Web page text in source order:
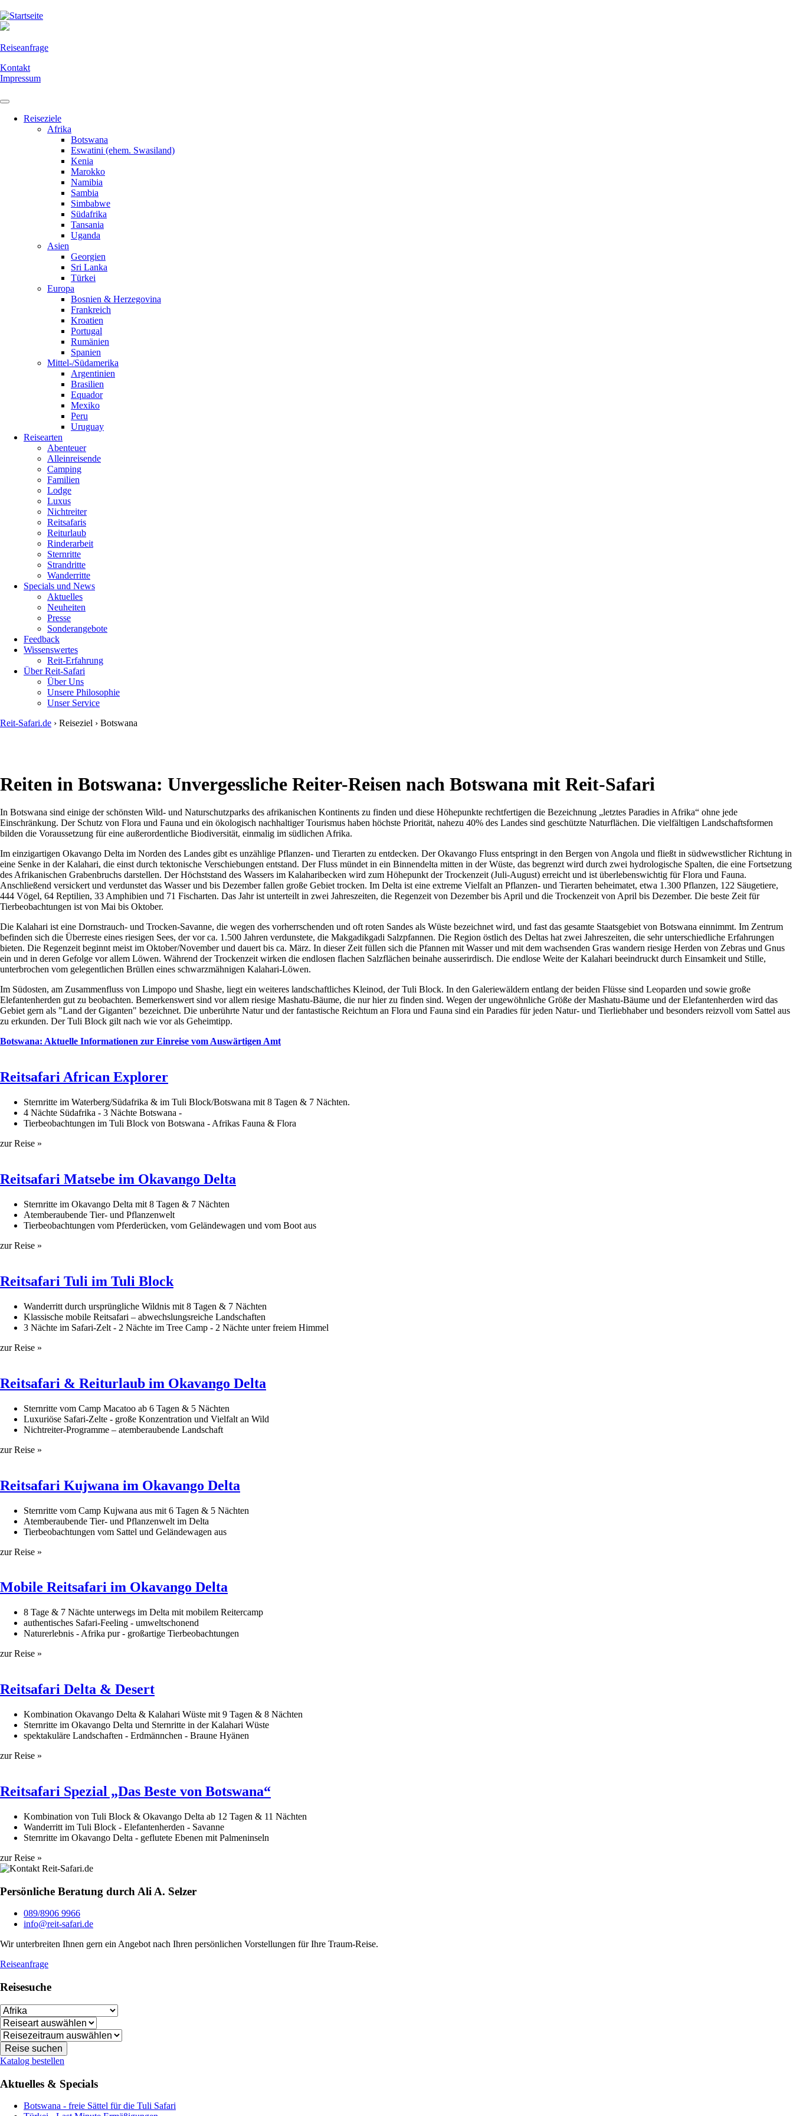
Direkt
zum
Reiseanfrage
Kontakt
Impressum
Reiseziele
Afrika
Botswana
Eswatini (ehem. Swasiland)
Kenia
Marokko
Namibia
Sambia
Simbabwe
Südafrika
Tansania
Uganda
Asien
Georgien
Sri Lanka
Türkei
Europa
Bosnien & Herzegovina
Frankreich
Kroatien
Portugal
Rumänien
Spanien
Mittel-/Südamerika
Argentinien
Brasilien
Equador
Mexiko
Peru
Uruguay
Reisearten
Abenteuer
Alleinreisende
Camping
Familien
Lodge
Luxus
Nichtreiter
Reitsafaris
Reiturlaub
Rinderarbeit
Sternritte
Strandritte
Wanderritte
Specials und News
Aktuelles
Neuheiten
Presse
Sonderangebote
Feedback
Wissenswertes
Reit-Erfahrung
Über Reit-Safari
Über Uns
Unsere Philosophie
Unser Service
Reit-Safari.de › Reiseziel › Botswana
Reiten in Botswana: Unvergessliche Reiter-Reisen nach Botswana mit Reit-Safari
In Botswana sind einige der schönsten Wild- und Naturschutzparks des afrikanischen Kontinents zu finden und diese Höhepunkte rechtfertigen die Bezeichnung „letztes Paradies in Afrika“ ohne jede
Einschränkung. Der Schutz von Flora und Fauna und ein ökologisch nachhaltiger Tourismus haben höchste Priorität, nahezu 40% des Landes sind geschützte Naturflächen. Die vielfältigen Landschaftsformen
bilden die Voraussetzung für eine außerordentliche Biodiversität, einmalig im südlichen Afrika.
Im einzigartigen Okavango Delta im Norden des Landes gibt es unzählige Pflanzen- und Tierarten zu entdecken. Der Okavango Fluss entspringt in den Bergen von Angola und fließt in südwewstlicher Richtung in
eine Senke in der Kalahari, die einst durch tektonische Verschiebungen entstand. Der Fluss mündet in ein Binnendelta mitten in der Wüste, das begrenzt wird durch zwei hydrologische Spalten, die eine Fortsetzung
des Afrikanischen Grabenbruchs darstellen. Der Höchststand des Wassers im Kalaharibecken wird zum Höhepunkt der Trockenzeit (Juli-August) erreicht und ist überlebenswichtig für Flora und Fauna.
Anschließend versickert und verdunstet das Wasser und bis Dezember fallen große Gebiet trocken. Im Delta ist eine extreme Vielfalt an Pflanzen- und Tierarten beheimatet, etwa 1.300 Pflanzen, 122 Säugetiere,
444 Vögel, 64 Reptilien, 33 Amphibien und 71 Fischarten. Das Jahr ist unterteilt in zwei Jahreszeiten, die Regenzeit von Dezember bis April und die Trockenzeit von April bis Dezember. Die beste Zeit für
Tierbeobachtungen ist von Mai bis Oktober.
Die Kalahari ist eine Dornstrauch- und Trocken-Savanne, die wegen des vorherrschenden und oft roten Sandes als Wüste bezeichnet wird, und fast das gesamte Staatsgebiet von Botswana einnimmt. Im Zentrum
befinden sich die Überreste eines riesigen Sees, der vor ca. 1.500 Jahren verdunstete, die Makgadikgadi Salzpfannen. Die Region östlich des Deltas hat zwei Jahreszeiten, die sehr unterschiedliche Erfahrungen
bieten. Die Regenzeit beginnt meist im Oktober/November und dauert bis ca. März. In dieser Zeit füllen sich die Pfannen mit Wasser und mit dem wachsenden Gras wandern riesige Herden von Zebras und Gnus
ein und in deren Gefolge vor allem Löwen. Während der Trockenzeit wirken die endlosen flachen Salzflächen beinahe ausserirdisch. Die endlose Weite der Kalahari beeindruckt durch Einsamkeit und Stille,
unterbrochen vom gelegentlichen Brüllen eines schwarzmähnigen Kalahari-Löwen.
Im Südosten, am Zusammenfluss von Limpopo und Shashe, liegt ein weiteres landschaftliches Kleinod, der Tuli Block. In den Galeriewäldern entlang der beiden Flüsse sind Leoparden und sowie große
Elefantenherden gut zu beobachten. Bemerkenswert sind vor allem riesige Mashatu-Bäume, die nur hier zu finden sind. Wegen der ungewöhnliche Größe der Mashatu-Bäume und der Elefantenherden wird das
Gebiet gern als "Land der Giganten" bezeichnet. Die unberührte Natur und der fantastische Reichtum an Flora und Fauna sind ein Paradies für jeden Natur- und Tierliebhaber und besonders reizvoll vom Sattel aus
zu erkunden. Der Tuli Block gilt nach wie vor als Geheimtipp.
Botswana: Aktuelle Informationen zur Einreise vom Auswärtigen Amt
​Reitsafari African Explorer
Sternritte im Waterberg/Südafrika & im Tuli Block/Botswana mit 8 Tagen & 7 Nächten.
4 Nächte Südafrika - 3 Nächte Botswana -
Tierbeobachtungen im Tuli Block von Botswana - Afrikas Fauna & Flora
zur Reise »
Reitsafari Matsebe im Okavango Delta
Sternritte im Okavango Delta mit 8 Tagen & 7 Nächten
Atemberaubende Tier- und Pflanzenwelt
Tierbeobachtungen vom Pferderücken, vom Geländewagen und vom Boot aus
zur Reise »
​Reitsafari Tuli im Tuli Block
Wanderritt durch ursprüngliche Wildnis mit 8 Tagen & 7 Nächten
Klassische mobile Reitsafari – abwechslungsreiche Landschaften
3 Nächte im Safari-Zelt - 2 Nächte im Tree Camp - 2 Nächte unter freiem Himmel
zur Reise »
Reitsafari & Reiturlaub im Okavango Delta
Sternritte vom Camp Macatoo ab 6 Tagen & 5 Nächten
Luxuriöse Safari-Zelte - große Konzentration und Vielfalt an Wild
Nichtreiter-Programme – atemberaubende Landschaft
zur Reise »
Reitsafari Kujwana im Okavango Delta
Sternritte vom Camp Kujwana aus mit 6 Tagen & 5 Nächten
Atemberaubende Tier- und Pflanzenwelt im Delta
Tierbeobachtungen vom Sattel und Geländewagen aus
zur Reise »
Mobile Reitsafari im Okavango Delta
8 Tage & 7 Nächte unterwegs im Delta mit mobilem Reitercamp
authentisches Safari-Feeling - umweltschonend
Naturerlebnis - Afrika pur - großartige Tierbeobachtungen
zur Reise »
Reitsafari Delta & Desert
Kombination Okavango Delta & Kalahari Wüste mit 9 Tagen & 8 Nächten
Sternritte im Okavango Delta und Sternritte in der Kalahari Wüste
spektakuläre Landschaften - Erdmännchen - Braune Hyänen
zur Reise »
​Reitsafari Spezial „Das Beste von Botswana“
Kombination von Tuli Block & Okavango Delta ab 12 Tagen & 11 Nächten
Wanderritt im Tuli Block - Elefantenherden - Savanne
Sternritte im Okavango Delta - geflutete Ebenen mit Palmeninseln
zur Reise »
Persönliche Beratung durch Ali A. Selzer
089/8906 9966
info@reit-safari.de
Wir unterbreiten Ihnen gern ein Angebot nach Ihren persönlichen Vorstellungen für Ihre Traum-Reise.
Reiseanfrage
Reisesuche
Katalog bestellen
Aktuelles & Specials
Botswana - freie Sättel für die Tuli Safari